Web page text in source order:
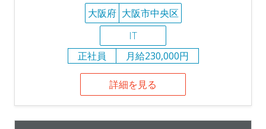
大阪府 大阪市中央区
IT
正社員
月給230,000円
詳細を見る